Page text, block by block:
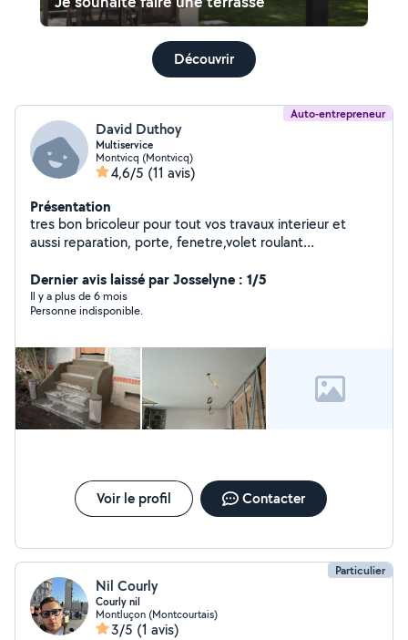
Découvrir
Auto-entrepreneur
David Duthoy
Multiservice
Montvicq (Montvicq)
4,6/5 (11 avis)
Présentation
tres bon bricoleur pour tout vos travaux interieur et
aussi reparation, porte, fenetre,volet roulant
Dernier avis laissé par Josselyne : 1/5
Il y a plus de 6 mois
Personne indisponible.
Voir le profil Contacter
Particulier
Nil Courly
Courly nil
Montluçon (Montcourtais)
3/5 (1 avis)